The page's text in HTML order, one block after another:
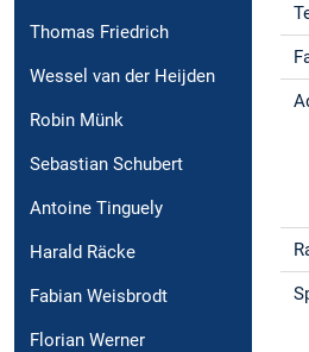
Thomas Friedrich
Wessel van der Heijden
Robin Münk
Sebastian Schubert
Antoine Tinguely
Harald Räcke
Fabian Weisbrodt
Florian Werner